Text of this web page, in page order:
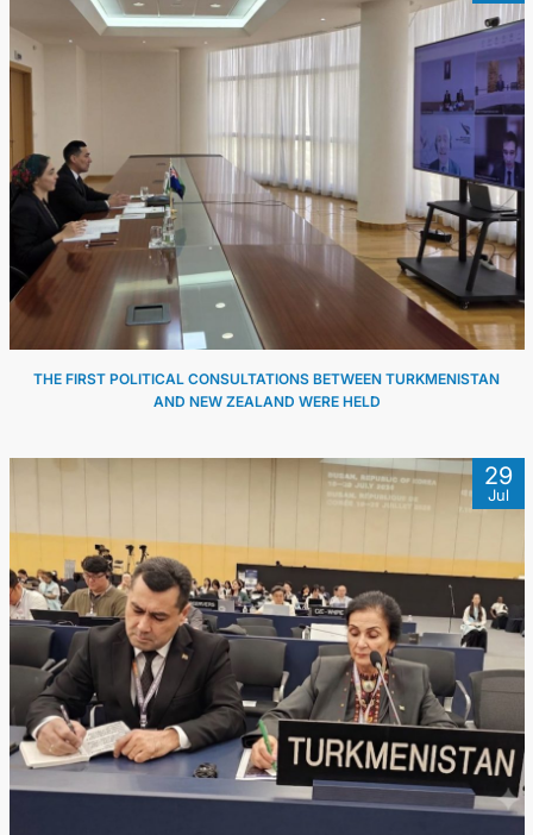
THE FIRST POLITICAL CONSULTATIONS BETWEEN TURKMENISTAN
AND NEW ZEALAND WERE HELD
29
Jul